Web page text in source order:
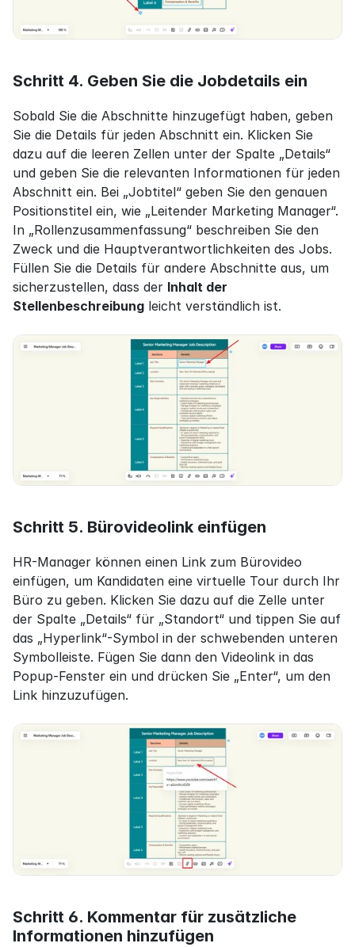
Schritt 4. Geben Sie die Jobdetails ein
Sobald Sie die Abschnitte hinzugefügt haben, geben
Sie die Details für jeden Abschnitt ein. Klicken Sie
dazu auf die leeren Zellen unter der Spalte „Details“
und geben Sie die relevanten Informationen für jeden
Abschnitt ein. Bei „Jobtitel“ geben Sie den genauen
Positionstitel ein, wie „Leitender Marketing Manager“.
In „Rollenzusammenfassung“ beschreiben Sie den
Zweck und die Hauptverantwortlichkeiten des Jobs.
Füllen Sie die Details für andere Abschnitte aus, um
sicherzustellen, dass der Inhalt der
Stellenbeschreibung leicht verständlich ist.
Schritt 5. Bürovideolink einfügen
HR-Manager können einen Link zum Bürovideo
einfügen, um Kandidaten eine virtuelle Tour durch Ihr
Büro zu geben. Klicken Sie dazu auf die Zelle unter
der Spalte „Details“ für „Standort“ und tippen Sie auf
das „Hyperlink“-Symbol in der schwebenden unteren
Symbolleiste. Fügen Sie dann den Videolink in das
Popup-Fenster ein und drücken Sie „Enter“, um den
Link hinzuzufügen.
Schritt 6. Kommentar für zusätzliche
Informationen hinzufügen